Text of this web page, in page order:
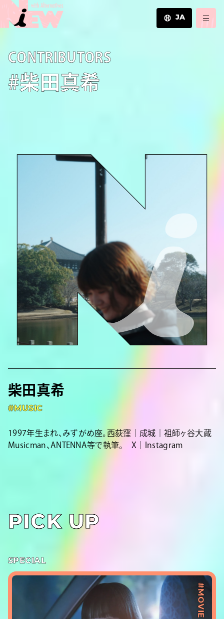
JA
C­O­N­T­R­I­B­U­T­O­R­S
#柴田真希
柴田真希
#MUSIC
1997年生まれ、みずがめ座。西荻窪｜成城｜祖師ヶ谷大蔵
Musicman、ANTENNA等で執筆。X Instagram
PICK UP
SPECIAL
#MOVIE